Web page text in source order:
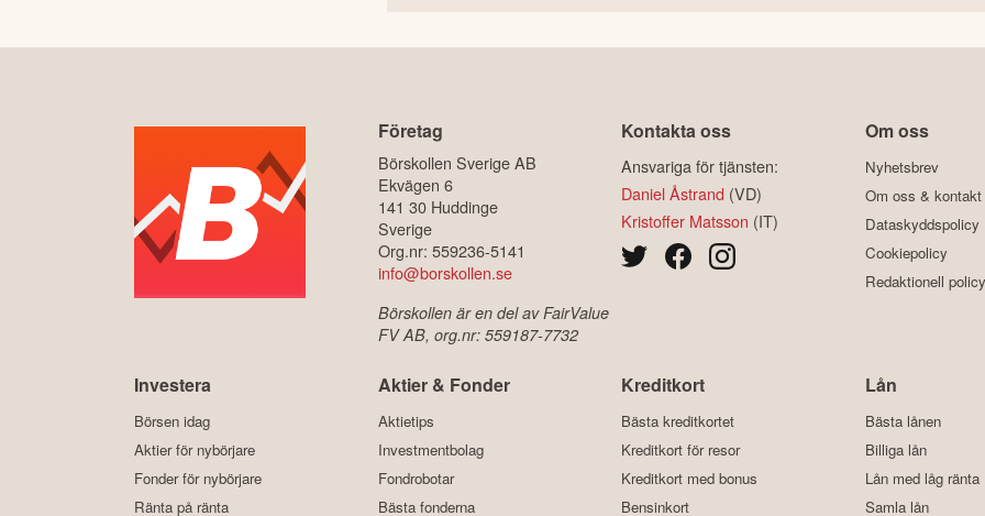
Företag
Börskollen Sverige AB
Ekvägen 6
141 30 Huddinge
Sverige
Org.nr: 559236-5141
info@borskollen.se
Börskollen är en del av FairValue
FV AB, org.nr: 559187-7732
Kontakta oss
Ansvariga för tjänsten:
Daniel Åstrand (VD)
Kristoffer Matsson (IT)
Om oss
Nyhetsbrev
Om oss & kontakt
Dataskyddspolicy
Cookiepolicy
Redaktionell policy
Investera
Börsen idag
Aktier för nybörjare
Fonder för nybörjare
Ränta på ränta
Aktier & Fonder
Aktietips
Investmentbolag
Fondrobotar
Bästa fonderna
Kreditkort
Bästa kreditkortet
Kreditkort för resor
Kreditkort med bonus
Bensinkort
Lån
Bästa lånen
Billiga lån
Lån med låg ränta
Samla lån